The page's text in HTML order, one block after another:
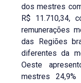
dos mestres
R$ 11.710,34,
remunerações
das Regiões
diferentes da
Oeste
mestres